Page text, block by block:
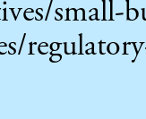
small-